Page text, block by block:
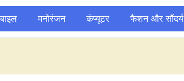
मनोरंजन कंप्यूटर फैशन और सौंदर्य